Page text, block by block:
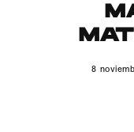
8